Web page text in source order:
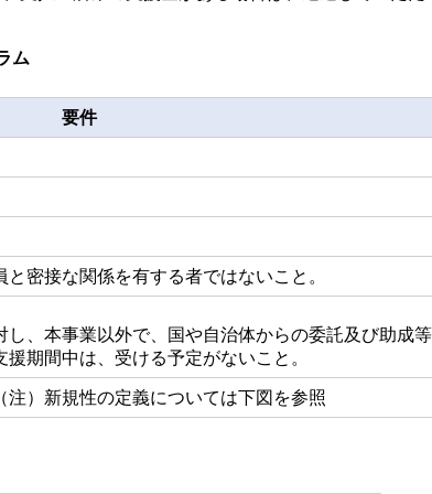
ム
要件
密接な関係を有する者ではないこと。
、本事業以外で、国や自治体からの委託及び助成
期間中は、受ける予定がないこと。
）新規性の定義については下図を参照